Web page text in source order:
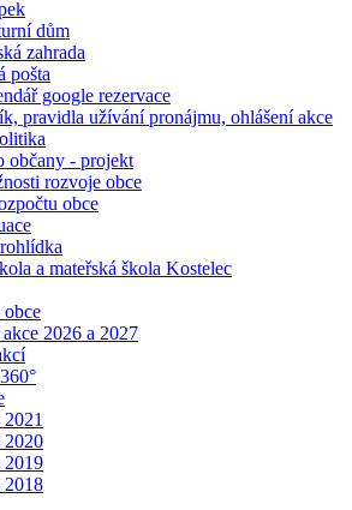
dům
zahrada
pošta
google rezervace
pravidla užívání pronájmu, ohlášení akce
občany - projekt
rozvoje obce
obce
a mateřská škola Kostelec
2026 a 2027
2020
2019
2018